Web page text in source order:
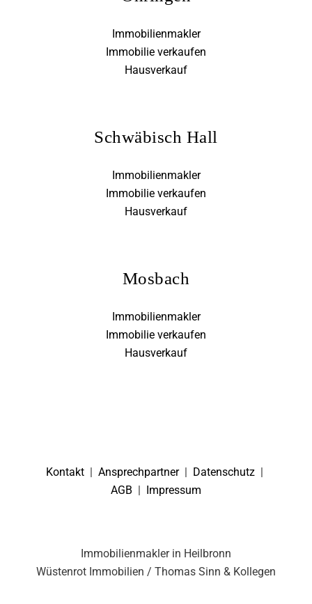
Immobilienmakler
Immobilie verkaufen
Hausverkauf
Schwäbisch Hall
Immobilienmakler
Immobilie verkaufen
Hausverkauf
Mosbach
Immobilienmakler
Immobilie verkaufen
Hausverkauf
Kontakt Ansprechpartner| Datenschutz
AGB
Impressum
Immobilienmakler in Heilbronn
Wüstenrot Immobilien / Thomas Sinn & Kollegen